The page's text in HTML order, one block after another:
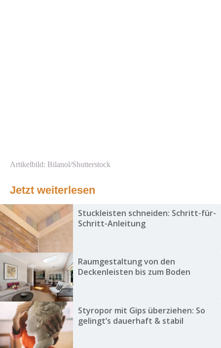
Artikelbild: Bilanol/Shutterstock
Jetzt weiterlesen
Stuckleisten schneiden: Schritt-für-
Schritt-Anleitung
Raumgestaltung von den
Deckenleisten bis zum Boden
Styropor mit Gips überziehen: So
gelingt’s dauerhaft & stabil